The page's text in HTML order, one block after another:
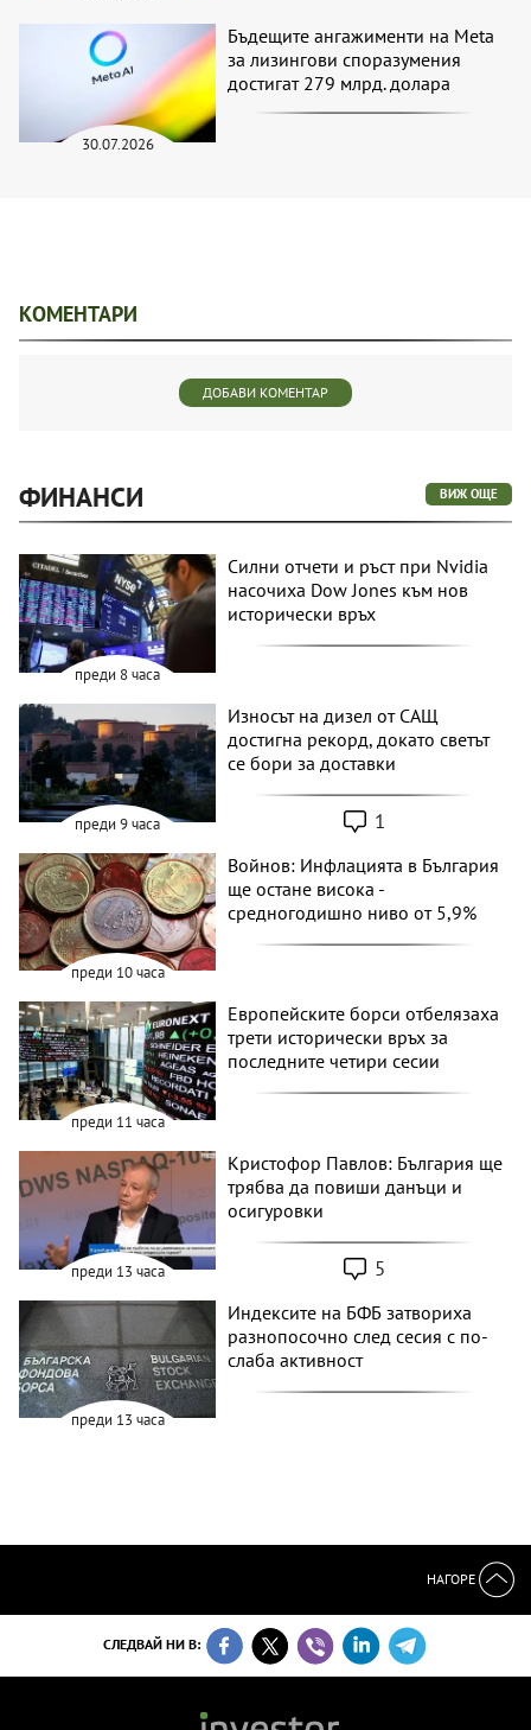
30.07.2026
Бъдещите ангажименти на Meta
за лизингови споразумения
достигат 279 млрд. долара
КОМЕНТАРИ
ДОБАВИ КОМЕНТАР
ФИНАНСИ ВИЖ ОЩЕ
преди 8 часа
Силни отчети и ръст при Nvidia
насочиха Dow Jones към нов
исторически връх
преди 9 часа
Износът на дизел от САЩ
достигна рекорд, докато светът
се бори за доставки
1
преди 10 часа
Войнов: Инфлацията в България
ще остане висока -
средногодишно ниво от 5,9%
преди 11 часа
Европейските борси отбелязаха
трети исторически връх за
последните четири сесии
преди 13 часа
Кристофор Павлов: България ще
трябва да повиши данъци и
осигуровки
5
преди 13 часа
Индексите на БФБ затвориха
разнопосочно след сесия с по-
слаба активност
НАГОРЕ
СЛЕДВАЙ НИ В: